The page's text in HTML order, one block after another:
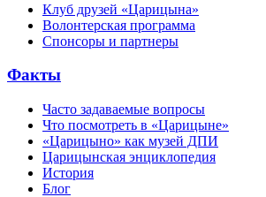
Клуб друзей «Царицына»
Волонтерская программа
Спонсоры и партнеры
Факты
Часто задаваемые вопросы
Что посмотреть в «Царицыне»
«Царицыно» как музей ДПИ
Царицынская энциклопедия
История
Блог